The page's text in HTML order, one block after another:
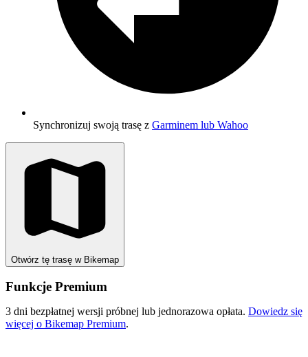
Synchronizuj swoją trasę z Garminem lub Wahoo
Otwórz tę trasę w Bikemap
Funkcje Premium
3 dni bezpłatnej wersji próbnej lub jednorazowa opłata. Dowiedz się
więcej o Bikemap Premium.